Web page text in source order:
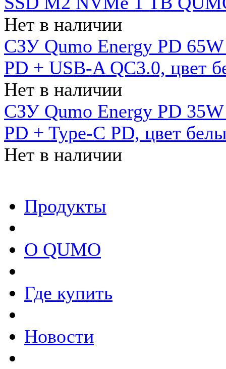
Нет в наличии
СЗУ Qumo Energy PD
PD + USB-A QC3.0, цвет
Нет в наличии
СЗУ Qumo Energy PD
PD + Type-C PD, цвет
Нет в наличии
Продукты
О QUMO
Где купить
Новости